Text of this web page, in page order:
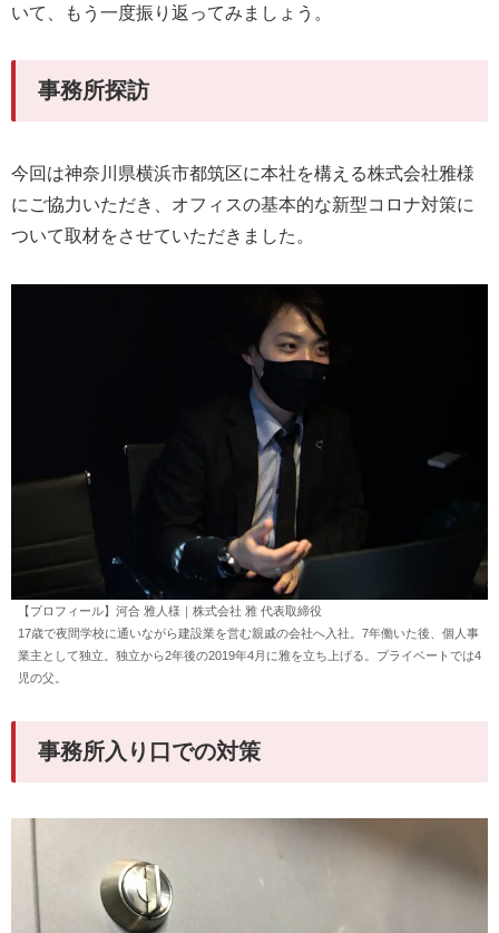
いて、もう一度振り返ってみましょう。
事務所探訪
今回は神奈川県横浜市都筑区に本社を構える株式会社雅様
にご協力いただき、オフィスの基本的な新型コロナ対策に
ついて取材をさせていただきました。
【プロフィール】河合 雅人様｜株式会社 雅 代表取締役
17歳で夜間学校に通いながら建設業を営む親戚の会社へ入社。7年働いた後、個人事
業主として独立。独立から2年後の2019年4月に雅を立ち上げる。プライベートでは4
児の父。
事務所入り口での対策